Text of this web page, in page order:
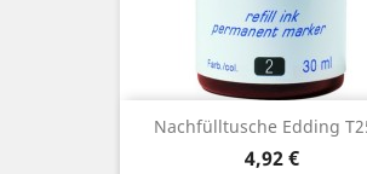
Nachfülltusche Edding
Preis
4,92 €